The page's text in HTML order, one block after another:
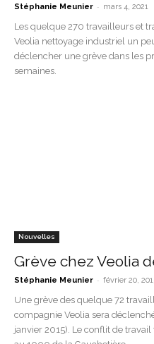
Stéphanie Meunier - mars 4, 2021
Les quelque 270 travailleurs et
Veolia nettoyage industriel un
déclencher une grève dans les
semaines.
Nouvelles
Grève chez Veolia
Stéphanie Meunier - février 20,
Une grève des quelque 72
compagnie Veolia sera
janvier 2015). Le conflit de